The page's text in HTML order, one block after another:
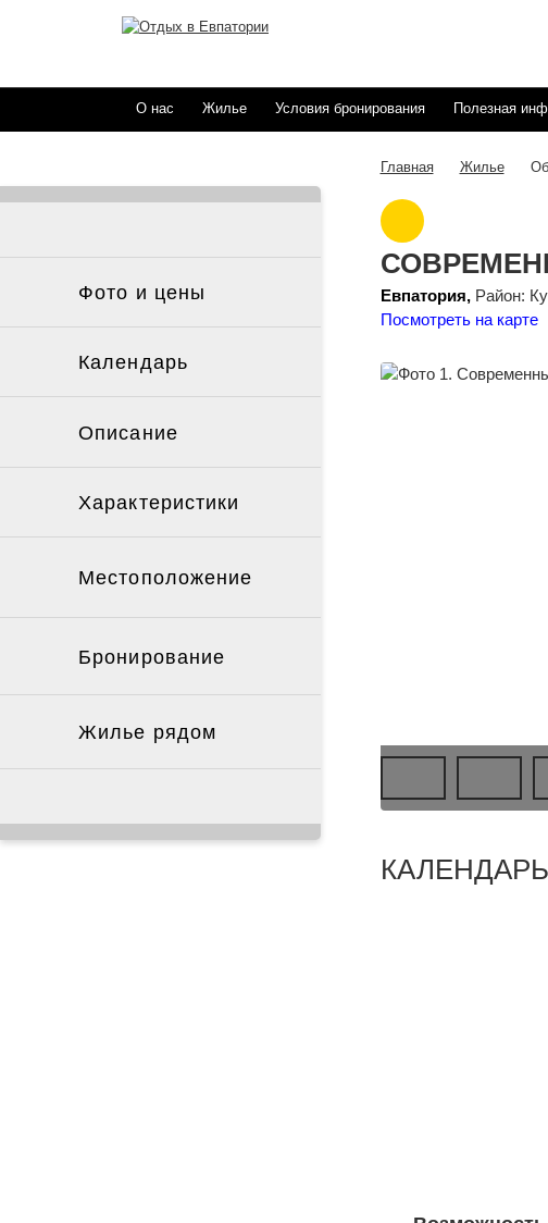
О нас Жилье Условия бронирования Полезная
Фото и цены
Календарь
Описание
Характеристики
Местоположение
Бронирование
Жилье рядом
Главная Жилье
Евпатория,Район:
Посмотреть на карте